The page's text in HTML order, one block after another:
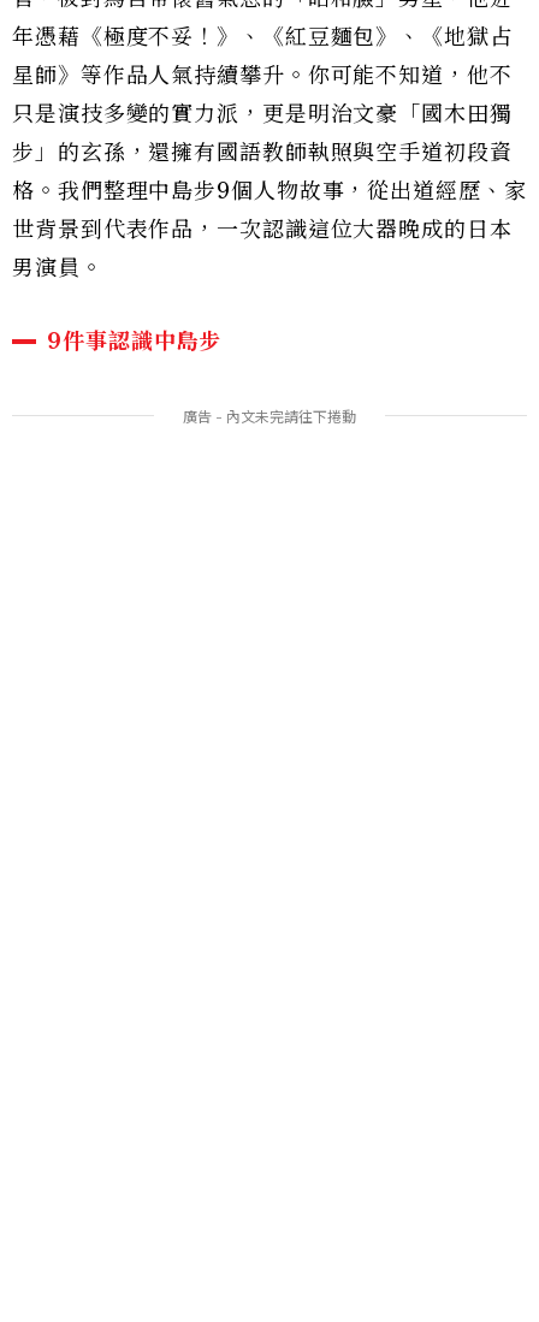
年憑藉《極度不妥！》、《紅豆麵包》、《地獄占
星師》等作品人氣持續攀升。你可能不知道，他不
只是演技多變的實力派，更是明治文豪「國木田獨
步」的玄孫，還擁有國語教師執照與空手道初段資
格。我們整理中島步9個人物故事，從出道經歷、家
世背景到代表作品，一次認識這位大器晚成的日本
男演員。
9件事認識中島步